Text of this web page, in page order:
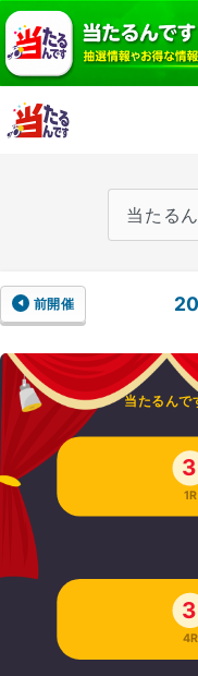
前開催
当たるんで
3
1R
3
4R